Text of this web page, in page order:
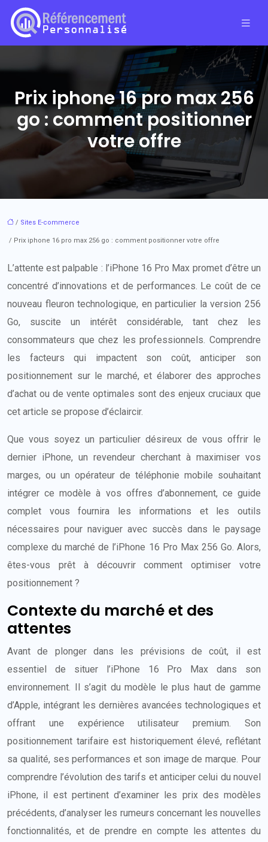
Prix iphone 16 pro max 256
go : comment positionner
votre offre
/ Sites E-commerce
/ Prix iphone 16 pro max 256 go : comment positionner votre offre
L’attente est palpable : l’iPhone 16 Pro Max promet d’être un
concentré d’innovations et de performances. Le coût de ce
nouveau fleuron technologique, en particulier la version 256
Go, suscite un intérêt considérable, tant chez les
consommateurs que chez les professionnels. Comprendre
les facteurs qui impactent son coût, anticiper son
positionnement sur le marché, et élaborer des approches
d’achat ou de vente optimales sont des enjeux cruciaux que
cet article se propose d’éclaircir.
Que vous soyez un particulier désireux de vous offrir le
dernier iPhone, un revendeur cherchant à maximiser vos
marges, ou un opérateur de téléphonie mobile souhaitant
intégrer ce modèle à vos offres d’abonnement, ce guide
complet vous fournira les informations et les outils
nécessaires pour naviguer avec succès dans le paysage
complexe du marché de l’iPhone 16 Pro Max 256 Go. Alors,
êtes-vous prêt à découvrir comment optimiser votre
positionnement ?
Contexte du marché et des
attentes
Avant de plonger dans les prévisions de coût, il est
essentiel de situer l’iPhone 16 Pro Max dans son
environnement. Il s’agit du modèle le plus haut de gamme
d’Apple, intégrant les dernières avancées technologiques et
offrant une expérience utilisateur premium. Son
positionnement tarifaire est historiquement élevé, reflétant
sa qualité, ses performances et son image de marque. Pour
comprendre l’évolution des tarifs et anticiper celui du nouvel
iPhone, il est pertinent d’examiner les prix des modèles
précédents, d’analyser les rumeurs concernant les nouvelles
fonctionnalités, et de prendre en compte les attentes du